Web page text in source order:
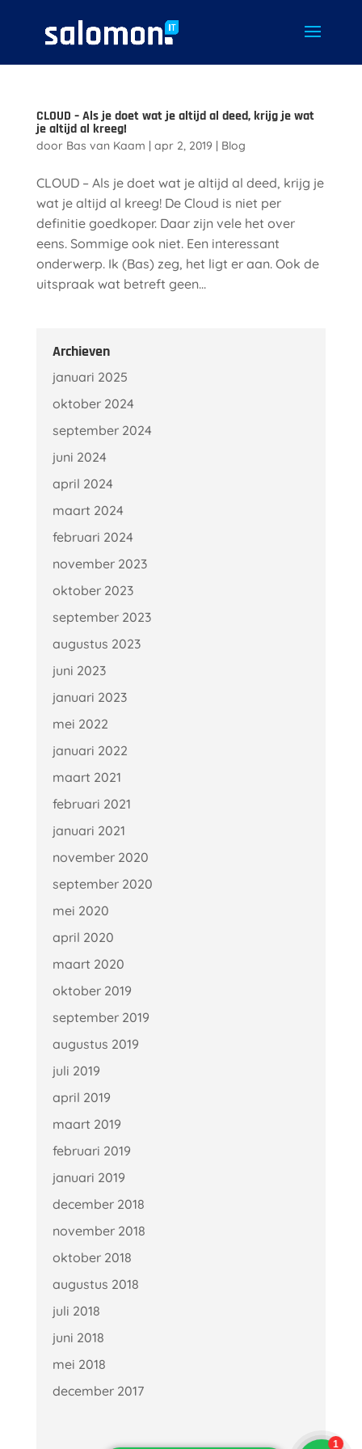
CLOUD – Als je doet wat je altijd al deed, krijg je wat
je altijd al kreeg!
door Bas van Kaam | apr 2, 2019 | Blog
CLOUD – Als je doet wat je altijd al deed, krijg je
wat je altijd al kreeg! De Cloud is niet per
definitie goedkoper. Daar zijn vele het over
eens. Sommige ook niet. Een interessant
onderwerp. Ik (Bas) zeg, het ligt er aan. Ook de
uitspraak wat betreft geen...
Archieven
januari 2025
oktober 2024
september 2024
juni 2024
april 2024
maart 2024
februari 2024
november 2023
oktober 2023
september 2023
augustus 2023
juni 2023
januari 2023
mei 2022
januari 2022
maart 2021
februari 2021
januari 2021
november 2020
september 2020
mei 2020
april 2020
maart 2020
oktober 2019
september 2019
augustus 2019
juli 2019
april 2019
maart 2019
februari 2019
januari 2019
december 2018
november 2018
oktober 2018
augustus 2018
juli 2018
juni 2018
mei 2018
december 2017